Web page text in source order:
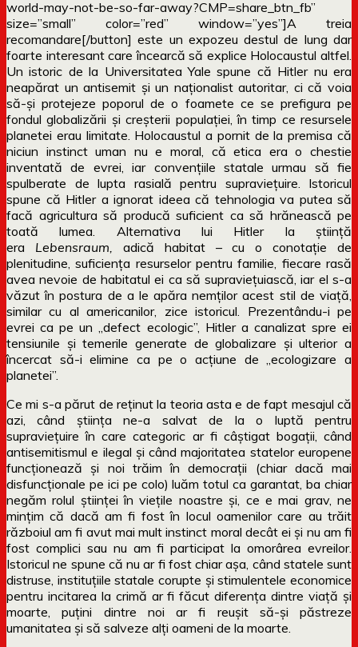
world-may-not-be-so-far-away?CMP=share_btn_fb”
size=”small” color=”red” window=”yes”]A treia
recomandare[/button] este un expozeu destul de lung dar
foarte interesant care încearcă să explice Holocaustul altfel.
Un istoric de la Universitatea Yale spune că Hitler nu era
neapărat un antisemit și un naționalist autoritar, ci că voia
să-și protejeze poporul de o foamete ce se prefigura pe
fondul globalizării și creșterii populației, în timp ce resursele
planetei erau limitate. Holocaustul a pornit de la premisa că
niciun instinct uman nu e moral, că etica era o chestie
inventată de evrei, iar convențiile statale urmau să fie
spulberate de lupta rasială pentru supraviețuire. Istoricul
spune că Hitler a ignorat ideea că tehnologia va putea să
facă agricultura să producă suficient ca să hrănească pe
toată lumea. Alternativa lui Hitler la știință
era Lebensraum, adică habitat – cu o conotație de
plenitudine, suficiența resurselor pentru familie, fiecare rasă
avea nevoie de habitatul ei ca să supraviețuiască, iar el s-a
văzut în postura de a le apăra nemților acest stil de viață,
similar cu al americanilor, zice istoricul. Prezentându-i pe
evrei ca pe un „defect ecologic”, Hitler a canalizat spre ei
tensiunile și temerile generate de globalizare și ulterior a
încercat să-i elimine ca pe o acțiune de „ecologizare a
planetei”.
Ce mi s-a părut de reținut la teoria asta e de fapt mesajul că
azi, când știința ne-a salvat de la o luptă pentru
supraviețuire în care categoric ar fi câștigat bogații, când
antisemitismul e ilegal și când majoritatea statelor europene
funcționează și noi trăim în democrații (chiar dacă mai
disfuncționale pe ici pe colo) luăm totul ca garantat, ba chiar
negăm rolul științei în viețile noastre și, ce e mai grav, ne
mințim că dacă am fi fost în locul oamenilor care au trăit
războiul am fi avut mai mult instinct moral decât ei și nu am fi
fost complici sau nu am fi participat la omorârea evreilor.
Istoricul ne spune că nu ar fi fost chiar așa, când statele sunt
distruse, instituțiile statale corupte și stimulentele economice
pentru incitarea la crimă ar fi făcut diferența dintre viață și
moarte, puțini dintre noi ar fi reușit să-și păstreze
umanitatea și să salveze alți oameni de la moarte.